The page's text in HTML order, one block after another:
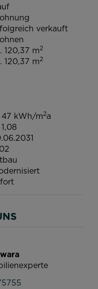
verkauft
120,37 m2
120,37 m2
47 kWh/m2a